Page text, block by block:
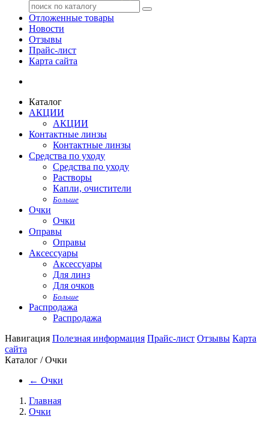
Отложенные товары
Новости
Отзывы
Прайс-лист
Карта сайта
Каталог
АКЦИИ
АКЦИИ
Контактные линзы
Контактные линзы
Средства по уходу
Средства по уходу
Растворы
Капли, очистители
Больше
Очки
Очки
Оправы
Оправы
Аксессуары
Аксессуары
Для линз
Для очков
Больше
Распродажа
Распродажа
Навигация Полезная информация Прайс-лист Отзывы Карта
сайта
Каталог / Очки
← Очки
Главная
Очки